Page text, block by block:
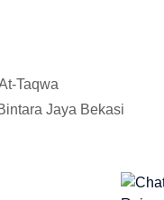
Taqwa
Jaya Bekasi